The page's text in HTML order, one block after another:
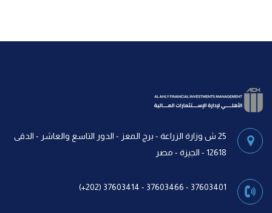
25 ش وزارة الزراعة - برج المعز - الدور التاسع والعاشر - الدقى
12618 - الجيزة - مصر
37603401 - 37603466 - 37603414 (202+)